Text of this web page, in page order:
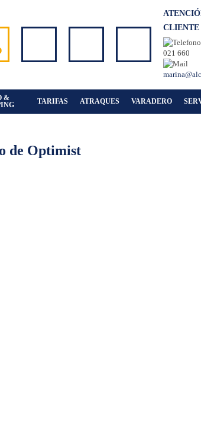
CLIENTE
021 660
&
TARIFAS ATRAQUES VARADERO
de Optimist